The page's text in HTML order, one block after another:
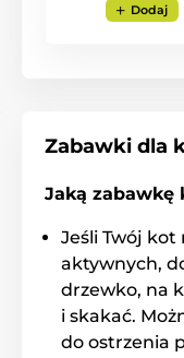
Dodaj
Zabawki dla
Jaką zabawkę
Jeśli Twój
aktywnych,
drzewko, na
i skakać.
do ostrzenia